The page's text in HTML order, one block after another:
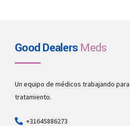
Good DealersMeds
Un equipo de médicos trabajando
tratamiento.
+31645886273